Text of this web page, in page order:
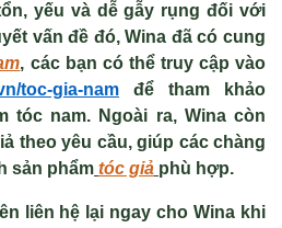
yếu và dễ gẫy rụng đối với
vấn đề đó, Wina đã có cung
, các bạn có thể truy cập vào
toc-gia-nam để tham khảo
tóc nam. Ngoài ra, Wina còn
theo yêu cầu, giúp các chàng
sản phẩm tóc giả phù hợp.
liên hệ lại ngay cho Wina khi